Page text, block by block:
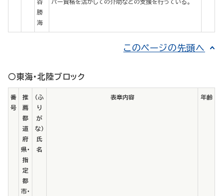
谷
勝
海
パー資格を活かしての介助などの支援を行っている。
このページの先頭へ
○東海・北陸ブロック
番
号
推
薦
都
道
府
県・
指
定
都
市・
（ふ
り
が
な）
氏
名
表章内容 年齢